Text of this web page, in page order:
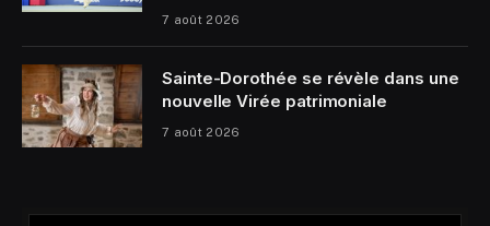
7 août 2026
Sainte-Dorothée se révèle dans une
nouvelle Virée patrimoniale
7 août 2026